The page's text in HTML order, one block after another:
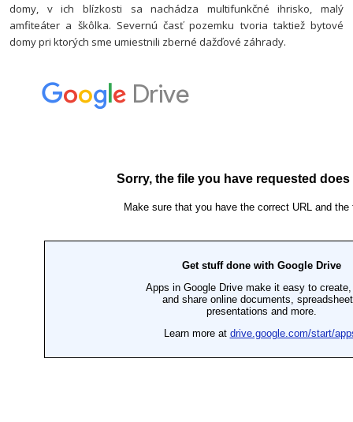
domy, v ich blízkosti sa nachádza multifunkčné ihrisko, malý
amfiteáter a škôlka. Severnú časť pozemku tvoria taktiež bytové
domy pri ktorých sme umiestnili zberné dažďové záhrady.